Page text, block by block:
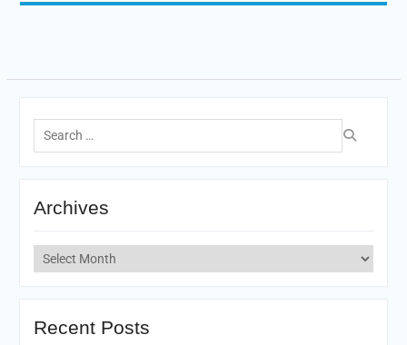
Search
for:
Archives
Archives
Recent Posts